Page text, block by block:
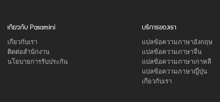
บริการของเรา
แปลข้อความภาษาอังกฤษ
แปลข้อความภาษาจีน
แปลข้อความภาษาเกาหลี
แปลข้อความภาษาญี่ปุ่น
เกียวกับเรา
เกียวกับ Pasamini
เกียวกับเรา
ติดต่อสำนักงาน
นโยบายการรับประกัน